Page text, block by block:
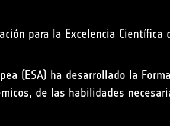
para la Excelencia Científica
(ESA) ha desarrollado la
de las habilidades